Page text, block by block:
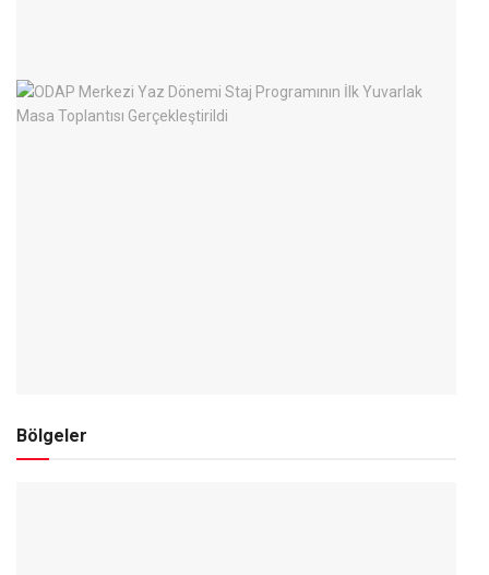
Bölgeler